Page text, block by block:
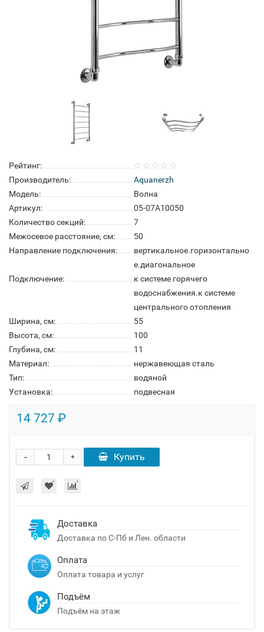
Рейтинг:
Производитель:
Aquanerzh
Модель:
Волна
Артикул:
05-07A10050
Количество секций:
7
Межосевое расстояние, см:
50
Направление подключения:
вертикальное.горизонтально
е.диагональное
Подключение:
к системе горячего
водоснабжения.к системе
центрального отопления
Ширина, см:
55
Высота, см:
100
Глубина, см:
11
Материал:
нержавеющая сталь
Тип:
водяной
Установка:
подвесная
14 727 ₽
+
- Купить
Доставка
Доставка по С-Пб и Лен. области
Оплата
Оплата товара и услуг
Подъём
Подъём на этаж